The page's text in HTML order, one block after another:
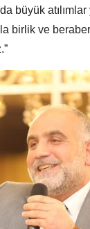
büyük
birlik ve